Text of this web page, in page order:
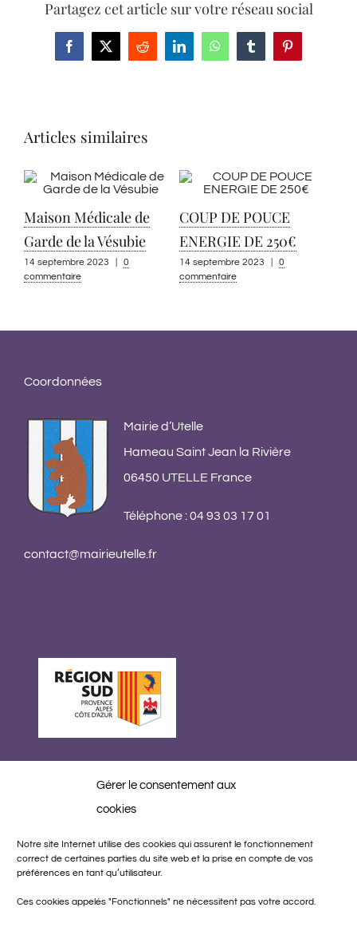
Gérer le consentement aux
cookies
Notre site Internet utilise des cookies qui assurent le fonctionnement
correct de certaines parties du site web et la prise en compte de vos
préférences en tant qu’utilisateur.
Ces cookies appelés "Fonctionnels" ne nécessitent pas votre accord.
Partagez cet article sur votre réseau social
Facebook
X Reddit LinkedInWhatsAppTumblrPinterest
Articles similaires
Maison Médicale de
Garde de la Vésubie
14 septembre 2023
0
commentaire
COUP DE POUCE
ENERGIE DE 250€
14 septembre 2023
0
commentaire
Coordonnées
Mairie d’Utelle
Hameau Saint Jean la Rivière
06450 UTELLE France
Téléphone : 04 93 03 17 01
contact@mairieutelle.fr